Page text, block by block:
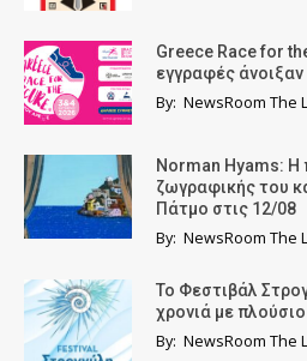
Greece Race for
εγγραφές άνοιξαν
By: NewsRoom The
Norman Hyams: Η
ζωγραφικής του
Πάτμο στις 12/08
By: NewsRoom The
Το Φεστιβάλ
χρονιά με
By: NewsRoom The